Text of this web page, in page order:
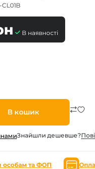
В наявності
В кошик
Знайшли дешевше?
та ФОП